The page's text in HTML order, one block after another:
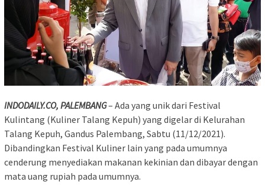
INDODAILY.CO, PALEMBANG– Ada yang unik dari Festival
Kulintang (Kuliner Talang Kepuh) yang digelar di Kelurahan
Talang Kepuh, Gandus Palembang, Sabtu (11/12/2021).
Dibandingkan Festival Kuliner lain yang pada umumnya
cenderung menyediakan makanan kekinian dan dibayar dengan
mata uang rupiah pada umumnya.